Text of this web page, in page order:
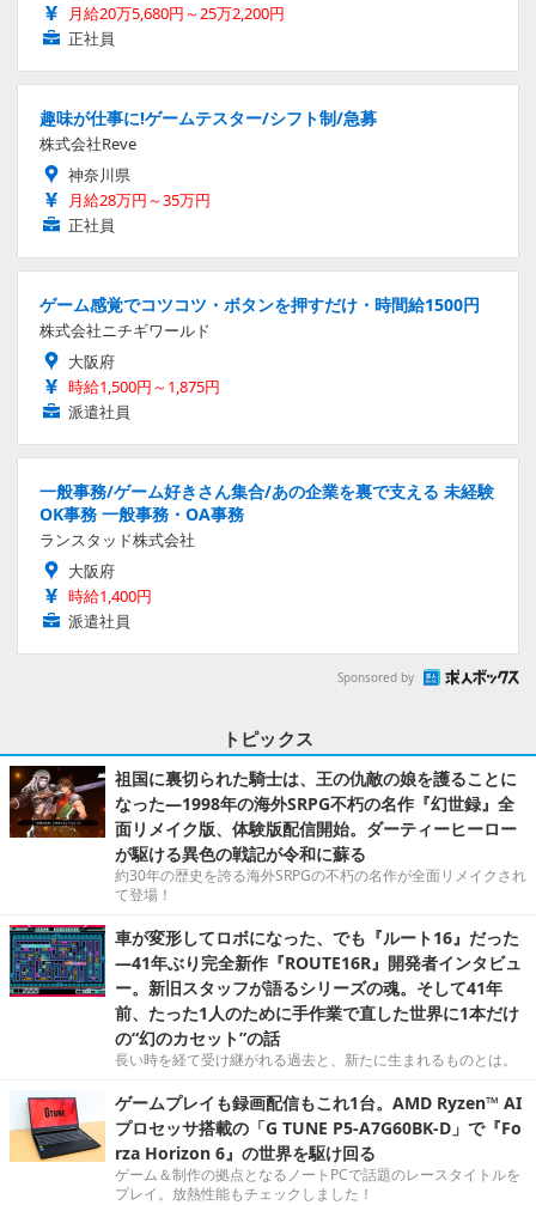
月給20万5,680円～25万2,200円
正社員
趣味が仕事に!ゲームテスター/シフト制/急募
株式会社Reve
神奈川県
月給28万円～35万円
正社員
ゲーム感覚でコツコツ・ボタンを押すだけ・時間給1500円
株式会社ニチギワールド
大阪府
時給1,500円～1,875円
派遣社員
一般事務/ゲーム好きさん集合/あの企業を裏で支える 未経験
OK事務 一般事務・OA事務
ランスタッド株式会社
大阪府
時給1,400円
派遣社員
Sponsored by
トピックス
祖国に裏切られた騎士は、王の仇敵の娘を護ることに
なった―1998年の海外SRPG不朽の名作『幻世録』全
面リメイク版、体験版配信開始。ダーティーヒーロー
が駆ける異色の戦記が令和に蘇る
約30年の歴史を誇る海外SRPGの不朽の名作が全面リメイクされ
て登場！
車が変形してロボになった、でも『ルート16』だった
―41年ぶり完全新作『ROUTE16R』開発者インタビュ
ー。新旧スタッフが語るシリーズの魂。そして41年
前、たった1人のために手作業で直した世界に1本だけ
の“幻のカセット”の話
長い時を経て受け継がれる過去と、新たに生まれるものとは。
ゲームプレイも録画配信もこれ1台。AMD Ryzen™ AI
プロセッサ搭載の「G TUNE P5-A7G60BK-D」で『Fo
rza Horizon 6』の世界を駆け回る
ゲーム＆制作の拠点となるノートPCで話題のレースタイトルを
プレイ。放熱性能もチェックしました！